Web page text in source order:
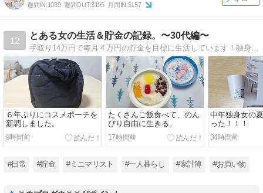
週間IN:1089 週間OUT:3195 月間IN:5157
12
とある女の生活＆貯金の記録。〜30代編〜
６年ぶりにコスメポーチを
新調しました。
9時間前
たくさんご飯食べて、のん
びり自由に生きる。
17時間前
中年独身女の
った！！！
34時間前
#日常 #貯金 #ミニマリスト #一人暮らし #家計簿 #お買い物